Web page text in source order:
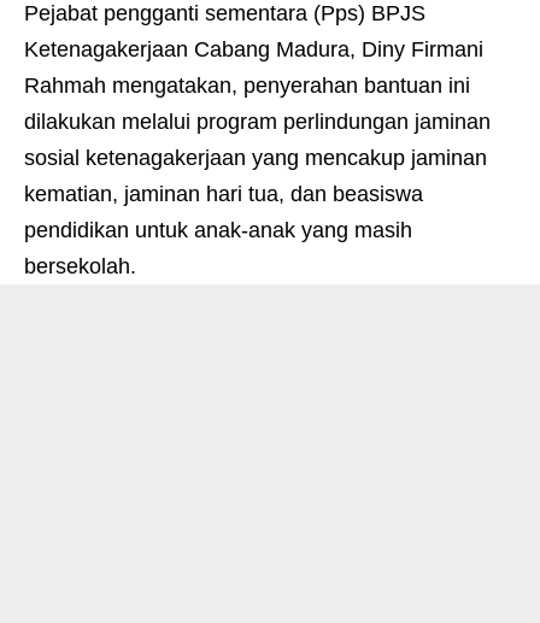
Pejabat pengganti sementara (Pps) BPJS
Ketenagakerjaan Cabang Madura, Diny Firmani
Rahmah mengatakan, penyerahan bantuan ini
dilakukan melalui program perlindungan jaminan
sosial ketenagakerjaan yang mencakup jaminan
kematian, jaminan hari tua, dan beasiswa
pendidikan untuk anak-anak yang masih
bersekolah.